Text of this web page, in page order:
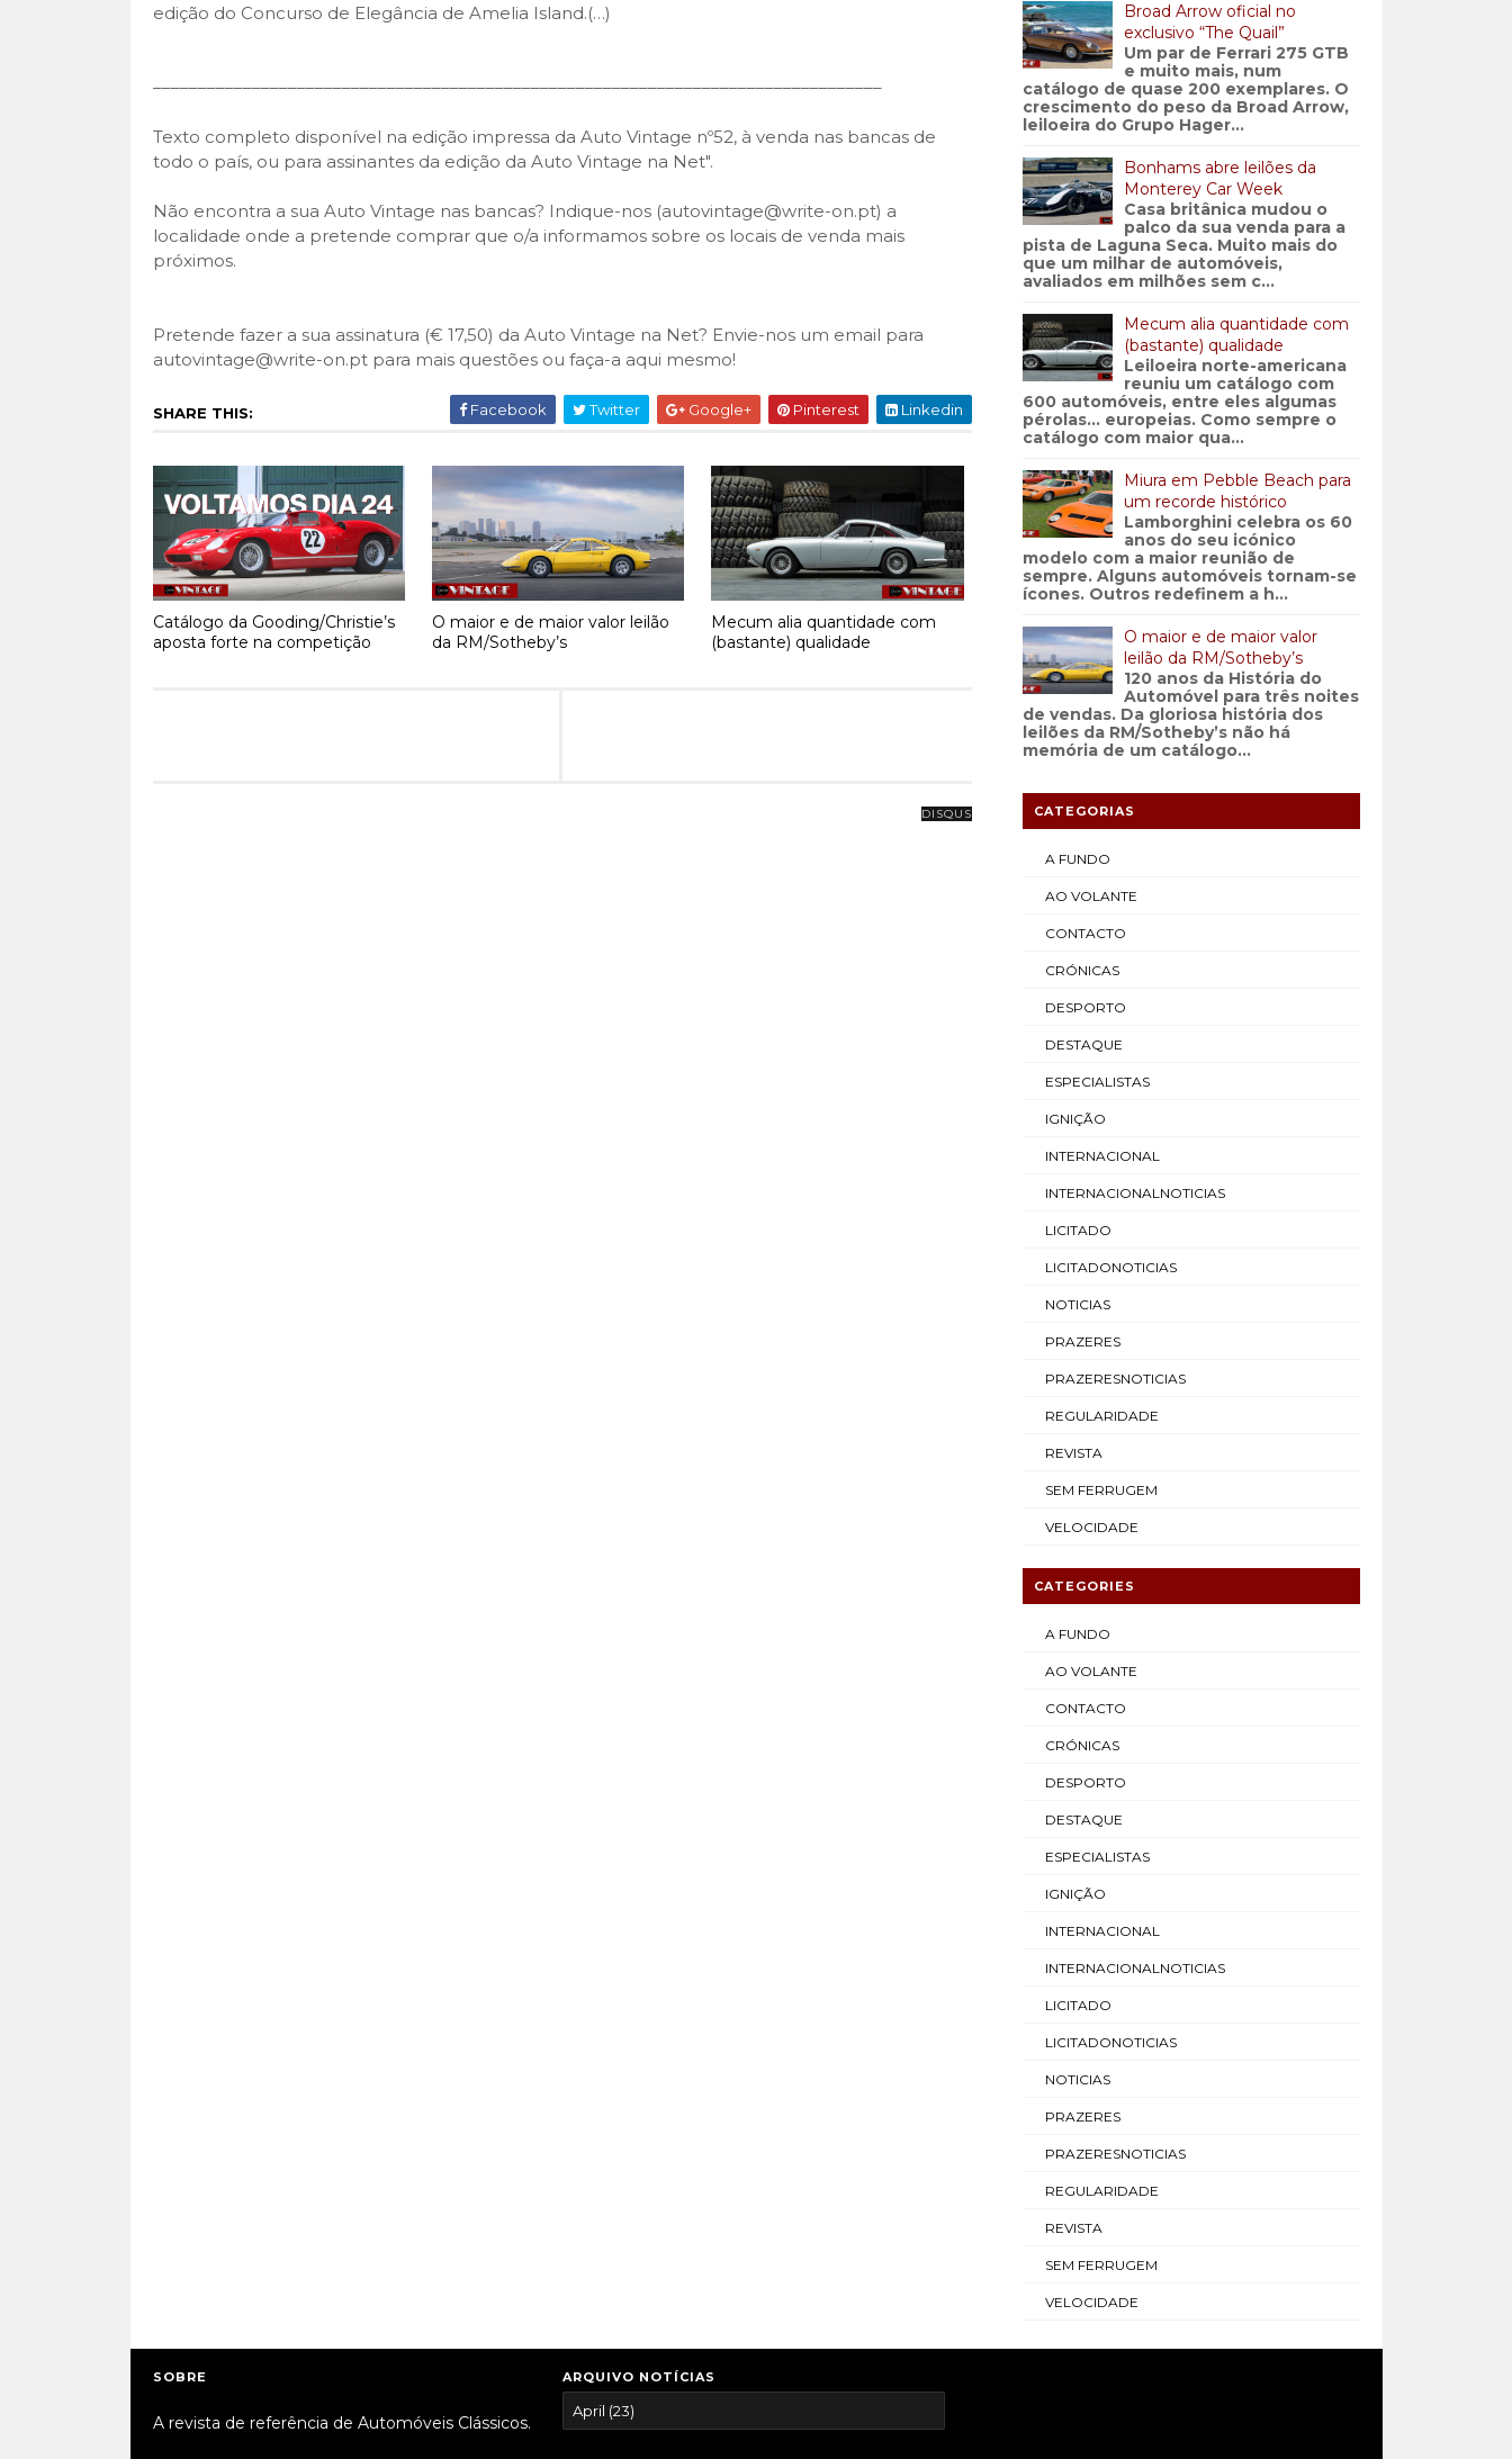
edição do Concurso de Elegância de Amelia Island.(…)
–––––––––––––––––––––––––––––––––––––––––––––––––––––––––––––––––––––––––––––––––
Texto completo disponível na edição impressa da Auto Vintage nº52, à venda nas bancas de
todo o país, ou para assinantes da edição da Auto Vintage na Net".
Não encontra a sua Auto Vintage nas bancas? Indique-nos (autovintage@write-on.pt) a
localidade onde a pretende comprar que o/a informamos sobre os locais de venda mais
próximos.
Pretende fazer a sua assinatura (€ 17,50) da Auto Vintage na Net? Envie-nos um email para
autovintage@write-on.pt para mais questões ou faça-a aqui mesmo!
SHARE THIS: Facebook Twitter Google+ Pinterest Linkedin
Catálogo da Gooding/Christie’s
aposta forte na competição
O maior e de maior valor leilão
da RM/Sotheby’s
Mecum alia quantidade com
(bastante) qualidade
DISQUS
Broad Arrow oficial no
exclusivo “The Quail”
Um par de Ferrari 275 GTB
e muito mais, num
catálogo de quase 200 exemplares. O
crescimento do peso da Broad Arrow,
leiloeira do Grupo Hager...
Bonhams abre leilões da
Monterey Car Week
Casa britânica mudou o
palco da sua venda para a
pista de Laguna Seca. Muito mais do
que um milhar de automóveis,
avaliados em milhões sem c...
Mecum alia quantidade com
(bastante) qualidade
Leiloeira norte-americana
reuniu um catálogo com
600 automóveis, entre eles algumas
pérolas… europeias. Como sempre o
catálogo com maior qua...
Miura em Pebble Beach para
um recorde histórico
Lamborghini celebra os 60
anos do seu icónico
modelo com a maior reunião de
sempre. Alguns automóveis tornam-se
ícones. Outros redefinem a h...
O maior e de maior valor
leilão da RM/Sotheby’s
120 anos da História do
Automóvel para três noites
de vendas. Da gloriosa história dos
leilões da RM/Sotheby’s não há
memória de um catálogo...
CATEGORIAS
A FUNDO
AO VOLANTE
CONTACTO
CRÓNICAS
DESPORTO
DESTAQUE
ESPECIALISTAS
IGNIÇÃO
INTERNACIONAL
INTERNACIONALNOTICIAS
LICITADO
LICITADONOTICIAS
NOTICIAS
PRAZERES
PRAZERESNOTICIAS
REGULARIDADE
REVISTA
SEM FERRUGEM
VELOCIDADE
CATEGORIES
A FUNDO
AO VOLANTE
CONTACTO
CRÓNICAS
DESPORTO
DESTAQUE
ESPECIALISTAS
IGNIÇÃO
INTERNACIONAL
INTERNACIONALNOTICIAS
LICITADO
LICITADONOTICIAS
NOTICIAS
PRAZERES
PRAZERESNOTICIAS
REGULARIDADE
REVISTA
SEM FERRUGEM
VELOCIDADE
SOBRE
A revista de referência de Automóveis Clássicos.
ARQUIVO NOTÍCIAS